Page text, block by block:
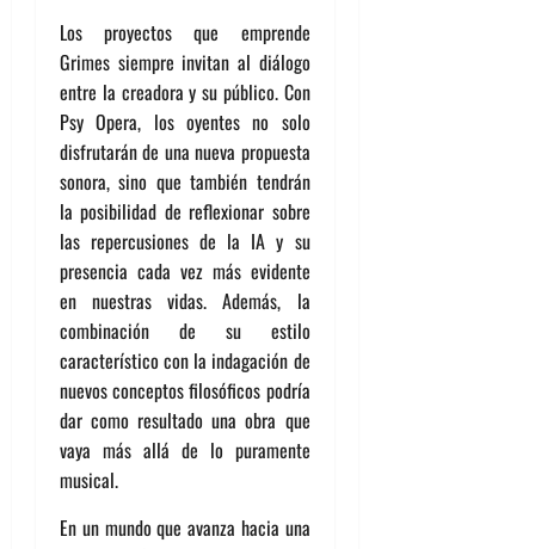
Los proyectos que emprende
Grimes siempre invitan al diálogo
entre la creadora y su público. Con
Psy Opera, los oyentes no solo
disfrutarán de una nueva propuesta
sonora, sino que también tendrán
la posibilidad de reflexionar sobre
las repercusiones de la IA y su
presencia cada vez más evidente
en nuestras vidas. Además, la
combinación de su estilo
característico con la indagación de
nuevos conceptos filosóficos podría
dar como resultado una obra que
vaya más allá de lo puramente
musical.
En un mundo que avanza hacia una